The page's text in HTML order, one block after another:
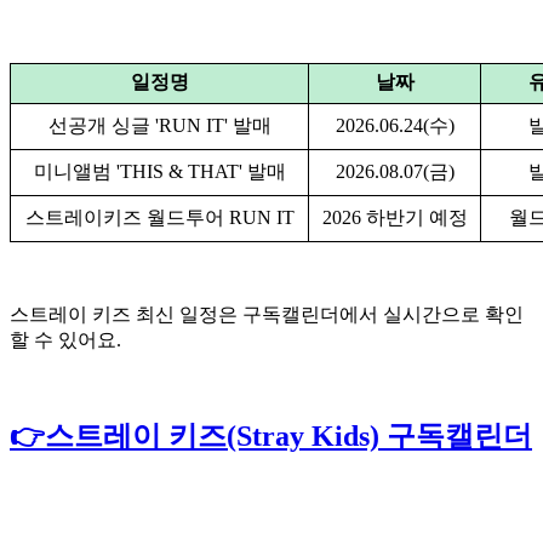
일정명 날짜
선공개 싱글 'RUN IT' 발매 2026.06.24(수)
미니앨범 'THIS & THAT' 발매 2026.08.07(금)
스트레이키즈 월드투어 RUN IT 2026 하반기 예정 월
스트레이 키즈 최신 일정은 구독캘린더에서 실시간으로 확인
할 수 있어요.
👉스트레이 키즈(Stray Kids) 구독캘린더